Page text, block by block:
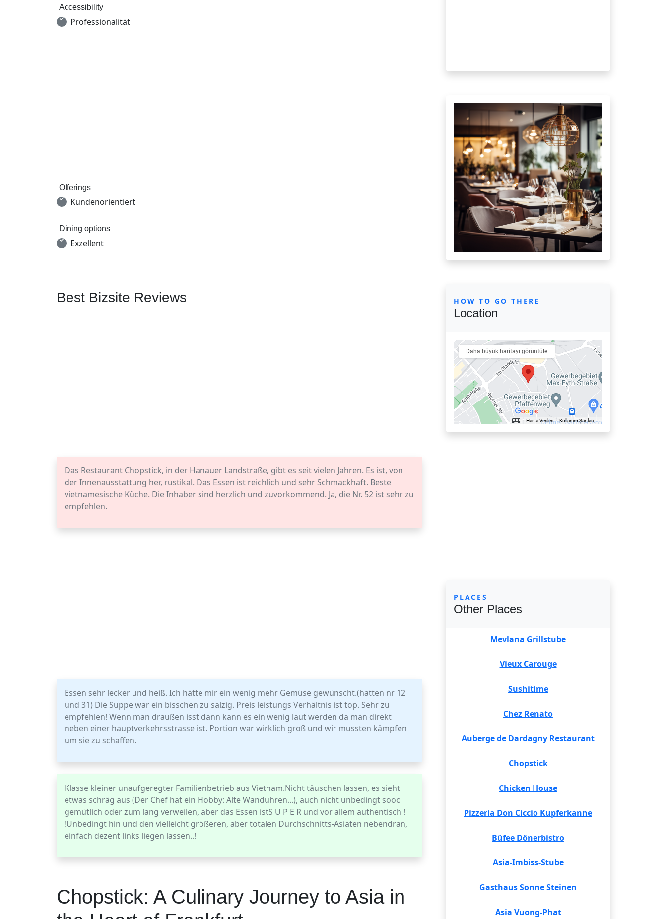
Accessibility
Professionalität
Offerings
Kundenorientiert
Dining options
Exzellent
Best Bizsite Reviews
Das Restaurant Chopstick, in der Hanauer Landstraße, gibt es seit vielen Jahren. Es ist, von
der Innenausstattung her, rustikal. Das Essen ist reichlich und sehr Schmackhaft. Beste
vietnamesische Küche. Die Inhaber sind herzlich und zuvorkommend. Ja, die Nr. 52 ist sehr zu
empfehlen.
Essen sehr lecker und heiß. Ich hätte mir ein wenig mehr Gemüse gewünscht.(hatten nr 12
und 31) Die Suppe war ein bisschen zu salzig. Preis leistungs Verhältnis ist top. Sehr zu
empfehlen! Wenn man draußen isst dann kann es ein wenig laut werden da man direkt
neben einer hauptverkehrsstrasse ist. Portion war wirklich groß und wir mussten kämpfen
um sie zu schaffen.
Klasse kleiner unaufgeregter Familienbetrieb aus Vietnam.Nicht täuschen lassen, es sieht
etwas schräg aus (Der Chef hat ein Hobby: Alte Wanduhren...), auch nicht unbedingt sooo
gemütlich oder zum lang verweilen, aber das Essen istS U P E R und vor allem authentisch !
!Unbedingt hin und den vielleicht größeren, aber totalen Durchschnitts-Asiaten nebendran,
einfach dezent links liegen lassen..!
Chopstick: A Culinary Journey to Asia in
HOW TO GO THERE
Location
PLACES
Other Places
Mevlana Grillstube
Vieux Carouge
Sushitime
Chez Renato
Auberge de Dardagny Restaurant
Chopstick
Chicken House
Pizzeria Don Ciccio Kupferkanne
Büfee Dönerbistro
Asia-Imbiss-Stube
Gasthaus Sonne Steinen
Asia Vuong-Phat